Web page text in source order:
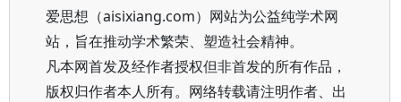
爱思想（aisixiang.com）网站为公益纯学术网
站，旨在推动学术繁荣、塑造社会精神。
凡本网首发及经作者授权但非首发的所有作品，
版权归作者本人所有。网络转载请注明作者、出